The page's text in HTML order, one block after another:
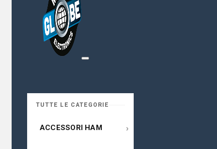
TUTTE LE CATEGORIE
ACCESSORI HAM ›